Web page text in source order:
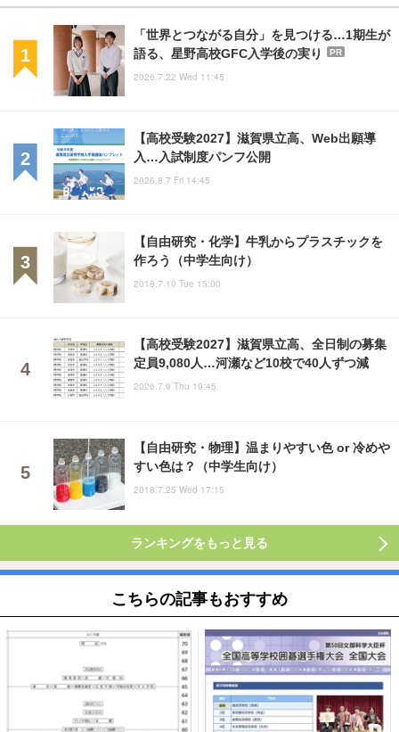
「世界とつながる自分」を見つける…1期生が
語る、星野高校GFC入学後の実り
PR
2026.7.22 Wed 11:45
【高校受験2027】滋賀県立高、Web出願導
入…入試制度パンフ公開
2026.8.7 Fri 14:45
【自由研究・化学】牛乳からプラスチックを
作ろう（中学生向け）
2018.7.10 Tue 15:00
【高校受験2027】滋賀県立高、全日制の募集
定員9,080人…河瀬など10校で40人ずつ減
2026.7.9 Thu 19:45
【自由研究・物理】温まりやすい色 or 冷めや
すい色は？（中学生向け）
2018.7.25 Wed 17:15
ランキングをもっと見る
こちらの記事もおすすめ